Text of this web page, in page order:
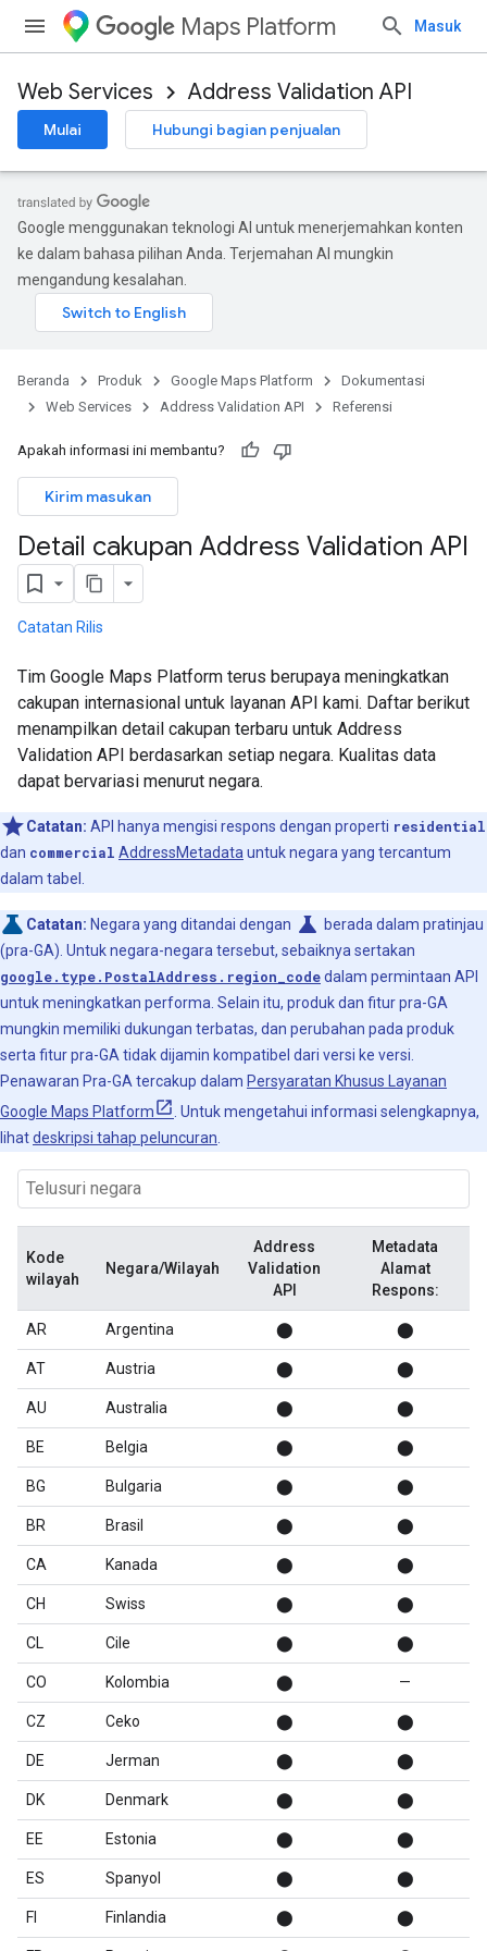
Maps Platform Masuk
Web Services Address Validation API
Mulai Hubungi bagian penjualan
Google menggunakan teknologi AI untuk menerjemahkan konten
ke dalam bahasa pilihan Anda. Terjemahan AI mungkin
mengandung kesalahan.
Beranda Produk Google Maps Platform
Dokumentasi
Web Services
Address Validation API Referensi
Apakah informasi ini membantu?
Kirim masukan
Detail cakupan Address Validation API
Catatan Rilis
Tim Google Maps Platform terus berupaya meningkatkan
cakupan internasional untuk layanan API kami. Daftar berikut
menampilkan detail cakupan terbaru untuk Address
Validation API berdasarkan setiap negara. Kualitas data
dapat bervariasi menurut negara.
Catatan: API hanya mengisi respons dengan properti residential
dan commercial AddressMetadata untuk negara yang tercantum
dalam tabel.
Catatan: Negara yang ditandai dengan science berada dalam pratinjau
(pra-GA). Untuk negara-negara tersebut, sebaiknya sertakan
google.type.PostalAddress.region_codedalam permintaan API
untuk meningkatkan performa. Selain itu, produk dan fitur pra-GA
mungkin memiliki dukungan terbatas, dan perubahan pada produk
serta fitur pra-GA tidak dijamin kompatibel dari versi ke versi.
Penawaran Pra-GA tercakup dalam Persyaratan Khusus Layanan
Google Maps Platform
. Untuk mengetahui informasi selengkapnya,
lihatdeskripsi tahap peluncuran
Kode
wilayah
Negara/Wilayah
Address
Validation
API
Metadata
Alamat
Respons:
AR Argentina ⬤ ⬤
AT Austria ⬤ ⬤
AU Australia ⬤ ⬤
BE Belgia ⬤ ⬤
BG Bulgaria ⬤ ⬤
BR Brasil ⬤ ⬤
CA Kanada ⬤ ⬤
CH Swiss ⬤ ⬤
CL Cile ⬤ ⬤
CO Kolombia ⬤ —
CZ Ceko ⬤ ⬤
DE Jerman ⬤ ⬤
DK Denmark ⬤ ⬤
EE Estonia ⬤ ⬤
ES Spanyol ⬤ ⬤
FI Finlandia ⬤ ⬤